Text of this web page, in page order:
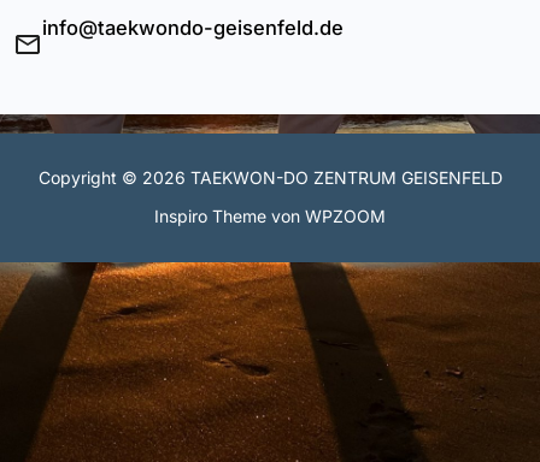
info@taekwondo-geisenfeld.de
Copyright © 2026 TAEKWON-DO ZENTRUM GEISENFELD
Inspiro Theme von WPZOOM